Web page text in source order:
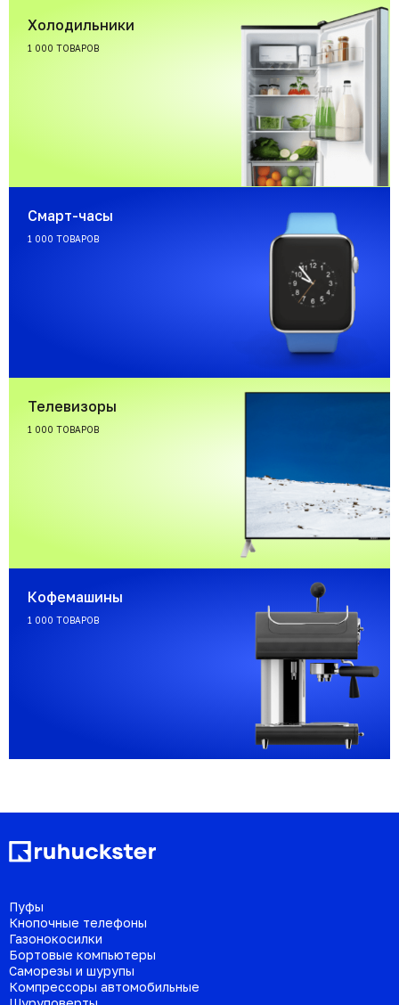
Холодильники
1 000 ТОВАРОВ
Смарт-часы
1 000 ТОВАРОВ
Телевизоры
1 000 ТОВАРОВ
Кофемашины
1 000 ТОВАРОВ
Пуфы
Кнопочные телефоны
Газонокосилки
Бортовые компьютеры
Саморезы и шурупы
Компрессоры автомобильные